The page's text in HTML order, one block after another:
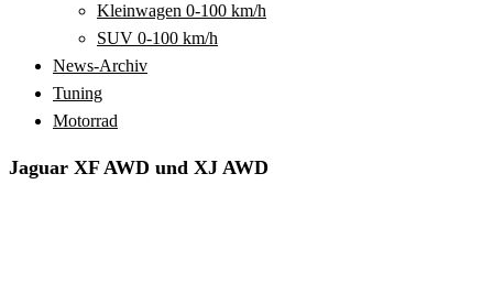
Kleinwagen 0-100 km/h
SUV 0-100 km/h
News-Archiv
Tuning
Motorrad
Jaguar XF AWD und XJ AWD